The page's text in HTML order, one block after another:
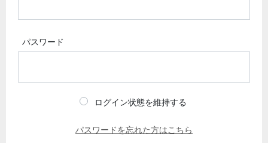
パスワード
ログイン状態を維持する
パスワードを忘れた方はこちら